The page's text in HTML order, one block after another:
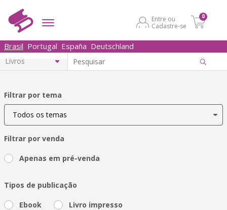
Entre ou
Cadastre-se
0
Brasil Portugal España Deutschland
Filtrar por tema
Filtrar por venda
Apenas em pré-venda
Tipos de publicação
Ebook Livro impresso